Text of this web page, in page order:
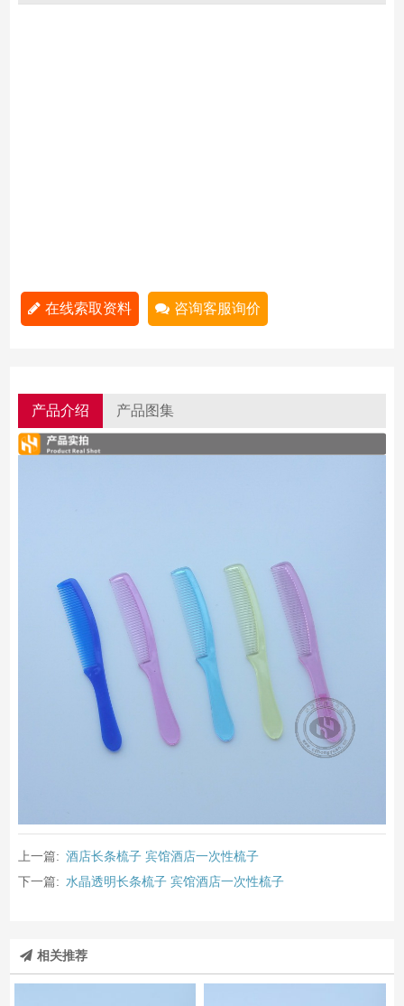
在线索取资料 咨询客服询价
产品介绍 产品图集
上一篇: 酒店长条梳子 宾馆酒店一次性梳子
下一篇: 水晶透明长条梳子 宾馆酒店一次性梳子
相关推荐